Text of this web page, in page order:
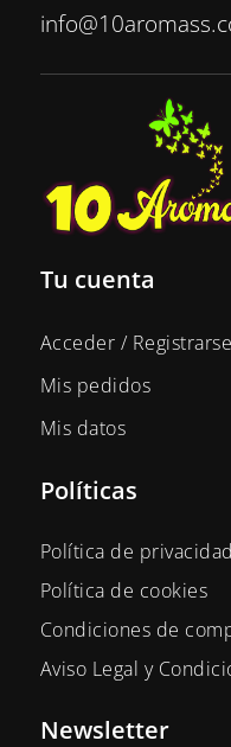
Tu cuenta
Acceder / Registrarse
Mis pedidos
Mis datos
Políticas
Política de privacidad
Política de cookies
Condiciones de
Aviso Legal y
Newsletter